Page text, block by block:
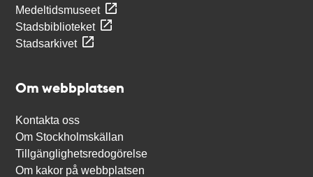
Medeltidsmuseet
Stadsbiblioteket
Stadsarkivet
Om webbplatsen
Kontakta oss
Om Stockholmskällan
Tillgänglighetsredogörelse
Om kakor på webbplatsen